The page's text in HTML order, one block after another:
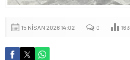
15 NISAN 2026 14:02 0 163